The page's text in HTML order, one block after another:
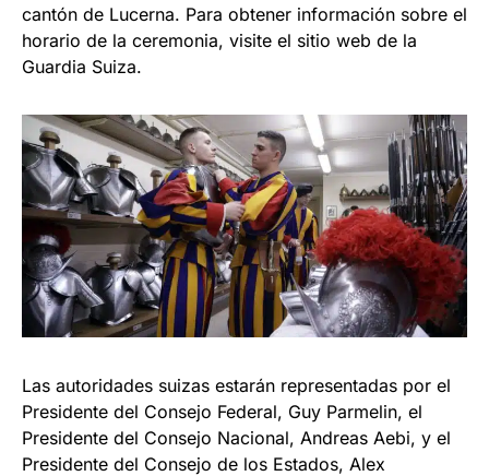
cantón de Lucerna. Para obtener información sobre el
horario de la ceremonia, visite el sitio web de la
Guardia Suiza.
Las autoridades suizas estarán representadas por el
Presidente del Consejo Federal, Guy Parmelin, el
Presidente del Consejo Nacional, Andreas Aebi, y el
Presidente del Consejo de los Estados, Alex